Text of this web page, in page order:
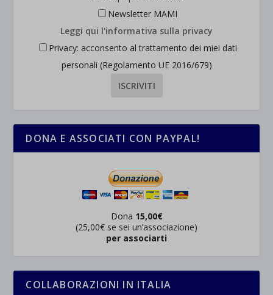
Newsletter MAMI
Leggi qui l'informativa sulla privacy
Privacy: acconsento al trattamento dei miei dati
personali (Regolamento UE 2016/679)
DONA E ASSOCIATI CON PAYPAL!
Dona 15,00€
(25,00€ se sei un’associazione)
per associarti
COLLABORAZIONI IN ITALIA